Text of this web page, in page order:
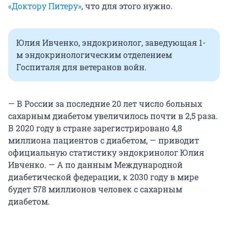
«Доктору Питеру», что для этого нужно.
Юлия Ивченко, эндокринолог, заведующая 1-
м эндокринологическим отделением
Госпиталя для ветеранов войн.
— В России за последние 20 лет число больных
сахарным диабетом увеличилось почти в 2,5 раза.
В 2020 году в стране зарегистрировано 4,8
миллиона пациентов с диабетом, — приводит
официальную статистику эндокринолог Юлия
Ивченко. — А по данным Международной
диабетической федерации, к 2030 году в мире
будет 578 миллионов человек с сахарным
диабетом.